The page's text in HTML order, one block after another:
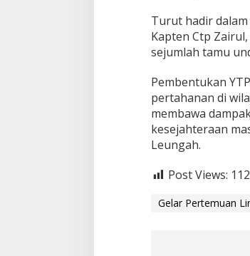
Turut hadir
Kapten Ctp
sejumlah tamu
Pembentukan
pertahanan di
membawa
kesejahteraan
Leungah.
Post Views: 112
Gelar Pertemuan